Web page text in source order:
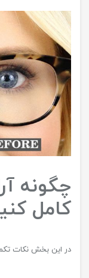
چگونه
کامل
در این بخش نکات